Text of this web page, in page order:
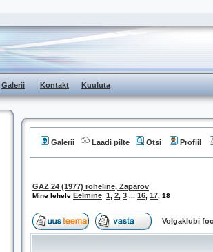
Galerii Kontakt Kuuluta
Galerii Laadi pilte Otsi Profiil
GAZ 24 (1977) roheline, Zaparov
Mine lehele Eelmine 1 2 3 16 17 18
Volgaklubi